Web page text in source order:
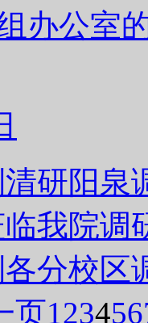
办公室
研阳泉
我院调
分校区
页123456